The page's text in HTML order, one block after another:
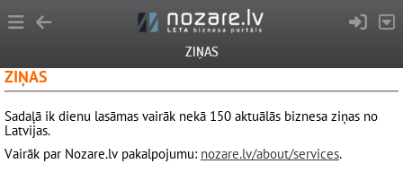
ZIŅAS
ZIŅAS
Sadaļā ik dienu lasāmas vairāk nekā 150 aktuālās biznesa ziņas no
Latvijas.
Vairāk par Nozare.lv pakalpojumu: nozare.lv/about/services.